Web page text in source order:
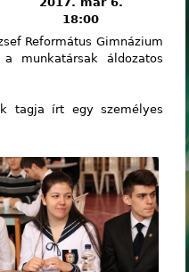
18:00
Református Gimnázium
munkatársak áldozatos
tagja írt egy személyes